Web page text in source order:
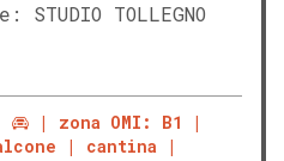
TOLLEGNO
zona OMI: B1
cantina